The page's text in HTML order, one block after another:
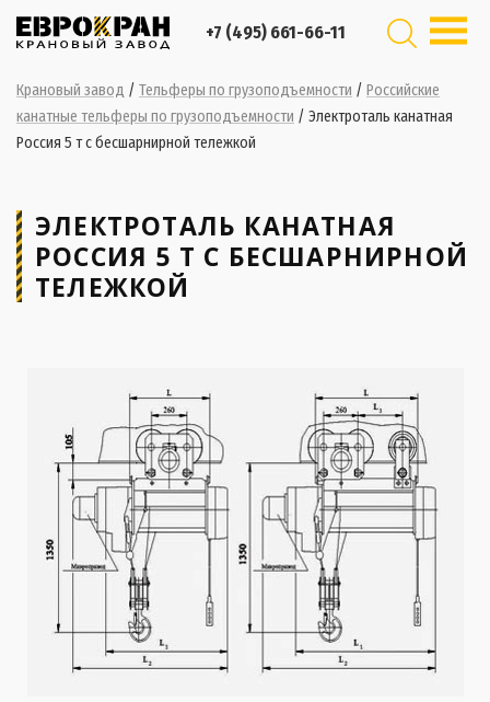
+7 (495) 661-66-11
Крановый завод / Тельферы по грузоподъемности / Российские
канатные тельферы по грузоподъемности / Электроталь канатная
Россия 5 т с бесшарнирной тележкой
ЭЛЕКТРОТАЛЬ КАНАТНАЯ
РОССИЯ 5 Т С БЕСШАРНИРНОЙ
ТЕЛЕЖКОЙ